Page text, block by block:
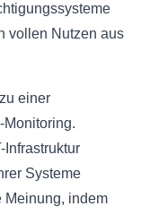
vollen Nutzen aus
einer
Monitoring.
Infrastruktur
Systeme
Meinung, indem